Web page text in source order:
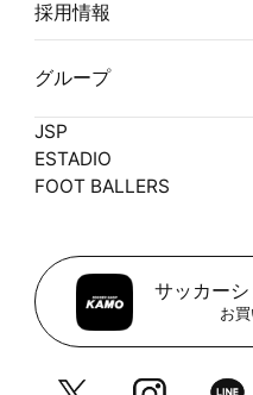
採用情報
グループ
JSP
ESTADIO
FOOT BALLERS
サッカー
お